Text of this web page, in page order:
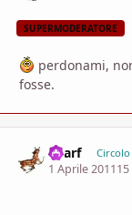
SUPERMODERATORE
perdonami,
fosse.
Kearf
1 Aprile 2011